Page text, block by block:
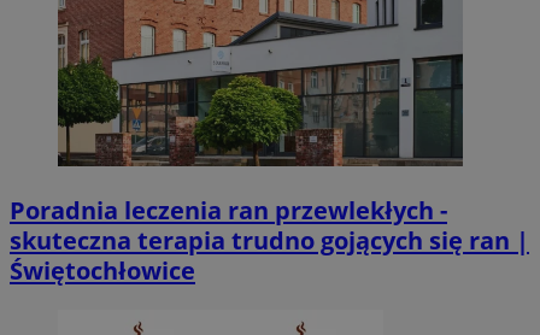
Poradnia leczenia ran przewlekłych -
skuteczna terapia trudno gojących się ran |
Świętochłowice